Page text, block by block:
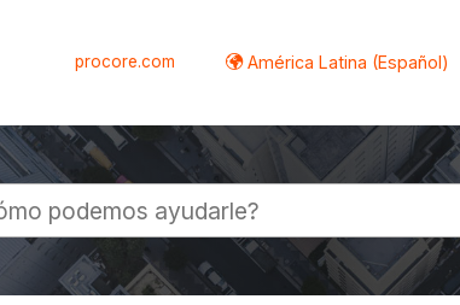
procore.com América Latina (Español)